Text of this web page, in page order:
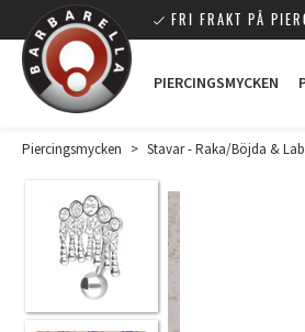
FRI FRAKT PÅ
PIERCINGSMYCKEN
Piercingsmycken > Stavar - Raka/Böjda &